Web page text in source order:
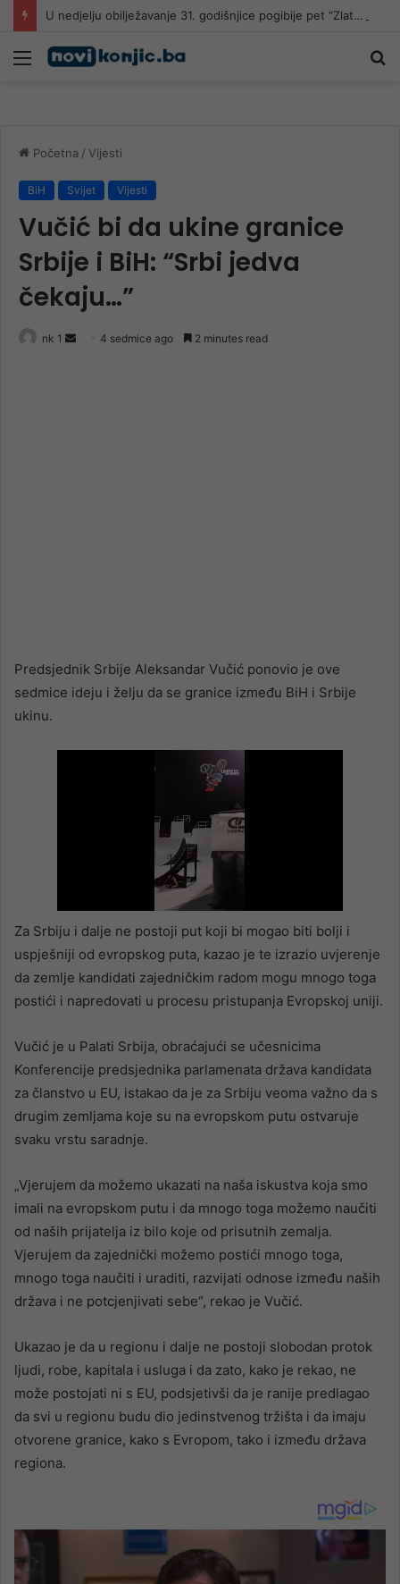
U nedjelju obilježavanje 31. godišnjice pogibije pet “Zlatnih ljiljana” u Mostaru
Meni
Početna / Vijesti
BiH Svijet Vijesti
Vučić bi da ukine granice
Srbije i BiH: “Srbi jedva
čekaju…”
nk 1
Send 4 sedmice ago 2 minutes read
Predsjednik Srbije Aleksandar Vučić ponovio je ove
sedmice ideju i želju da se granice između BiH i Srbije
ukinu.
Za Srbiju i dalje ne postoji put koji bi mogao biti bolji i
uspješniji od evropskog puta, kazao je te izrazio uvjerenje
da zemlje kandidati zajedničkim radom mogu mnogo toga
postići i napredovati u procesu pristupanja Evropskoj uniji.
Vučić je u Palati Srbija, obraćajući se učesnicima
Konferencije predsjednika parlamenata država kandidata
za članstvo u EU, istakao da je za Srbiju veoma važno da s
drugim zemljama koje su na evropskom putu ostvaruje
svaku vrstu saradnje.
„Vjerujem da možemo ukazati na naša iskustva koja smo
imali na evropskom putu i da mnogo toga možemo naučiti
od naših prijatelja iz bilo koje od prisutnih zemalja.
Vjerujem da zajednički možemo postići mnogo toga,
mnogo toga naučiti i uraditi, razvijati odnose između naših
država i ne potcjenjivati sebe“, rekao je Vučić.
Ukazao je da u regionu i dalje ne postoji slobodan protok
ljudi, robe, kapitala i usluga i da zato, kako je rekao, ne
može postojati ni s EU, podsjetivši da je ranije predlagao
da svi u regionu budu dio jedinstvenog tržišta i da imaju
otvorene granice, kako s Evropom, tako i između država
regiona.